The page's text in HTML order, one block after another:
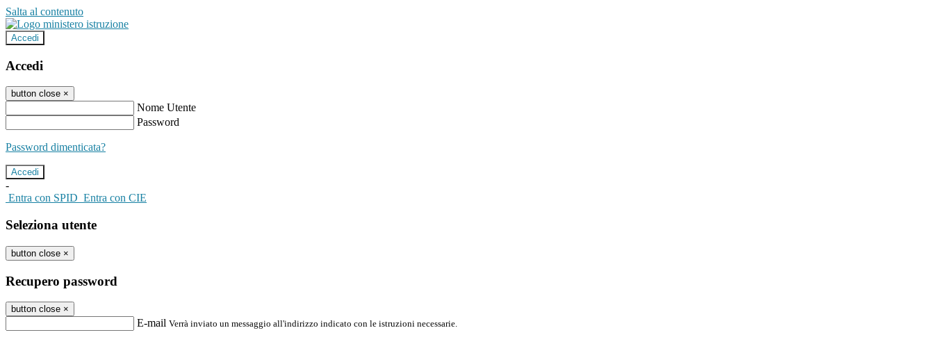
Salta al contenuto
Accedi
Accedi
button close ×
Nome Utente
Password
Password dimenticata?
-
Entra con SPID Entra con CIE
Seleziona utente
button close ×
Recupero password
button close ×
E-mail Verrà inviato un messaggio all'indirizzo indicato con le istruzioni necessarie.